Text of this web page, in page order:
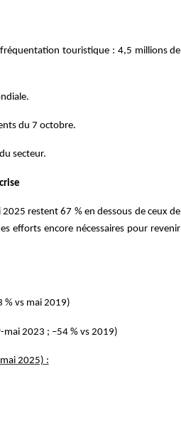
touristique : 4,5 millions de
du 7 octobre.
secteur.
restent 67 % en dessous de ceux de
efforts encore nécessaires pour revenir
% vs mai 2019)
2023 ; –54 % vs 2019)
2025) :